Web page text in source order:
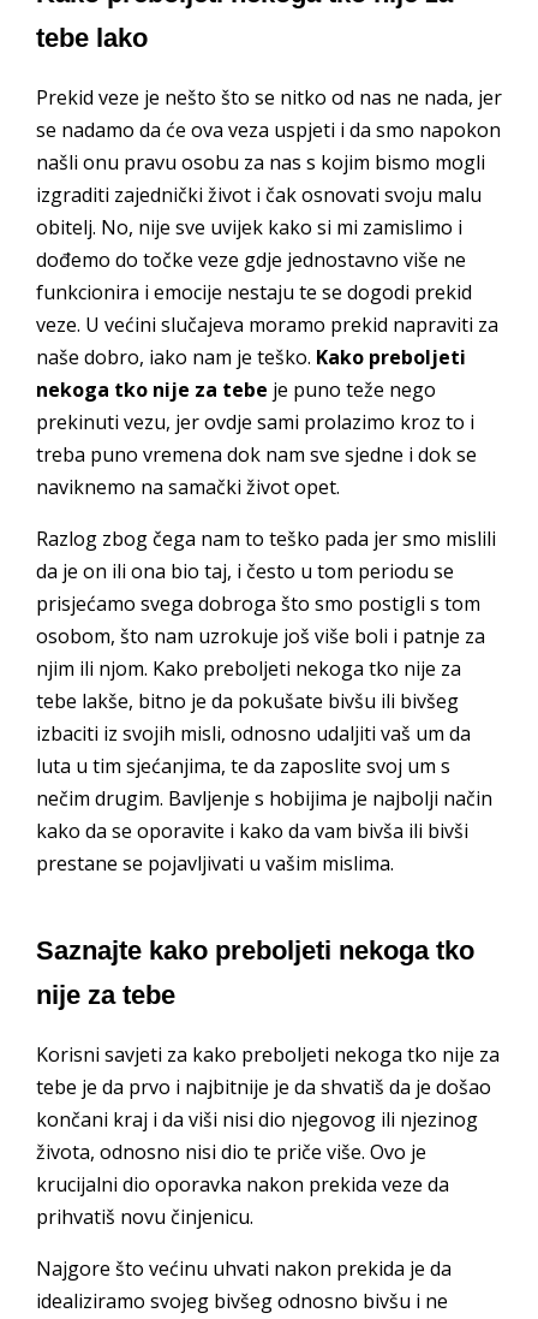
tebe lako
Prekid veze je nešto što se nitko od nas ne nada, jer
se nadamo da će ova veza uspjeti i da smo napokon
našli onu pravu osobu za nas s kojim bismo mogli
izgraditi zajednički život i čak osnovati svoju malu
obitelj. No, nije sve uvijek kako si mi zamislimo i
dođemo do točke veze gdje jednostavno više ne
funkcionira i emocije nestaju te se dogodi prekid
veze. U većini slučajeva moramo prekid napraviti za
naše dobro, iako nam je teško. Kako preboljeti
nekoga tko nije za tebe je puno teže nego
prekinuti vezu, jer ovdje sami prolazimo kroz to i
treba puno vremena dok nam sve sjedne i dok se
naviknemo na samački život opet.
Razlog zbog čega nam to teško pada jer smo mislili
da je on ili ona bio taj, i često u tom periodu se
prisjećamo svega dobroga što smo postigli s tom
osobom, što nam uzrokuje još više boli i patnje za
njim ili njom. Kako preboljeti nekoga tko nije za
tebe lakše, bitno je da pokušate bivšu ili bivšeg
izbaciti iz svojih misli, odnosno udaljiti vaš um da
luta u tim sjećanjima, te da zaposlite svoj um s
nečim drugim. Bavljenje s hobijima je najbolji način
kako da se oporavite i kako da vam bivša ili bivši
prestane se pojavljivati u vašim mislima.
Saznajte kako preboljeti nekoga tko
nije za tebe
Korisni savjeti za kako preboljeti nekoga tko nije za
tebe je da prvo i najbitnije je da shvatiš da je došao
končani kraj i da viši nisi dio njegovog ili njezinog
života, odnosno nisi dio te priče više. Ovo je
krucijalni dio oporavka nakon prekida veze da
prihvatiš novu činjenicu.
Najgore što većinu uhvati nakon prekida je da
idealiziramo svojeg bivšeg odnosno bivšu i ne